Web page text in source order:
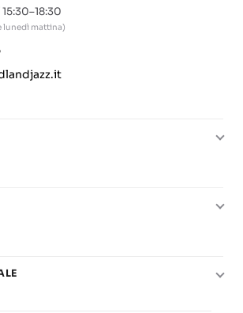
15:30–18:30
lunedì mattina)